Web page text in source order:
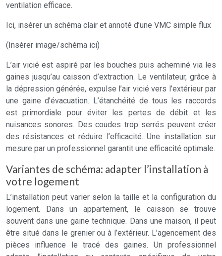
ventilation efficace.
Ici, insérer un schéma clair et annoté d’une VMC simple flux
(Insérer image/schéma ici)
L’air vicié est aspiré par les bouches puis acheminé via les
gaines jusqu’au caisson d’extraction. Le ventilateur, grâce à
la dépression générée, expulse l’air vicié vers l’extérieur par
une gaine d’évacuation. L’étanchéité de tous les raccords
est primordiale pour éviter les pertes de débit et les
nuisances sonores. Des coudes trop serrés peuvent créer
des résistances et réduire l’efficacité. Une installation sur
mesure par un professionnel garantit une efficacité optimale.
Variantes de schéma: adapter l’installation à
votre logement
L’installation peut varier selon la taille et la configuration du
logement. Dans un appartement, le caisson se trouve
souvent dans une gaine technique. Dans une maison, il peut
être situé dans le grenier ou à l’extérieur. L’agencement des
pièces influence le tracé des gaines. Un professionnel